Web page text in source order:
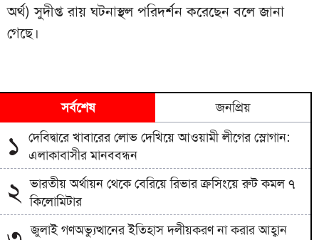
অর্থ) সুদীপ্ত রায় ঘটনাস্থল পরিদর্শন করেছেন বলে জানা
গেছে।
সর্বশেষ জনপ্রিয়
১ দেবিদ্বারে খাবারের লোভ দেখিয়ে আওয়ামী লীগের স্লোগান:
এলাকাবাসীর মানববন্ধন
২
ভারতীয় অর্থায়ন থেকে বেরিয়ে রিভার ক্রসিংয়ে রুট কমল ৭
কিলোমিটার
জুলাই গণঅভ্যুত্থানের ইতিহাস দলীয়করণ না করার আহ্বান